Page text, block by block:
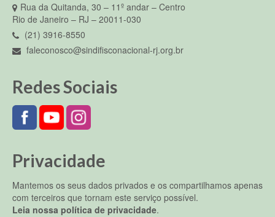
Rua da Quitanda, 30 – 11º andar – Centro
Rio de Janeiro – RJ – 20011-030
(21) 3916-8550
faleconosco@sindifisconacional-rj.org.br
Redes Sociais
Privacidade
Mantemos os seus dados privados e os compartilhamos apenas
com terceiros que tornam este serviço possível.
Leia nossa política de privacidade.